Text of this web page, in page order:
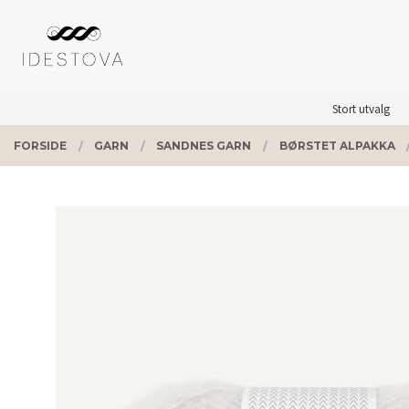
innholdet
Stort utvalg
PRODUKTER
FORSIDE GARN SANDNES GARN BØRSTET ALPAKKA